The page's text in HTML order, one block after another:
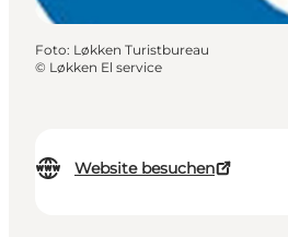
Website besuchen
Foto: Løkken Turistbureau
© Løkken El service